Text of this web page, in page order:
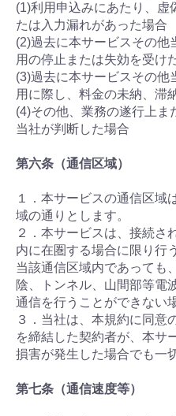
(1)利用申込みにあたり、虚
たは入力漏れがあった場合
(2)過去に本サービスその他
用の停止または失効を受け
(3)過去に本サービスその他
用に際し、料金の未納、滞
(4)その他、業務の遂行上ま
当社が判断した場合
第六条（通信区域）
１．本サービスの通信区域
域の通りとします。
２．本サービスは、接続さ
内に在圏する場合に限り行
当該通信区域内であっても
陰、トンネル、山間部等電
通信を行うことができない
３．当社は、本規約に同意
を締結した契約者が、本サ
損害が発生した場合でも一
第七条（通信速度等）